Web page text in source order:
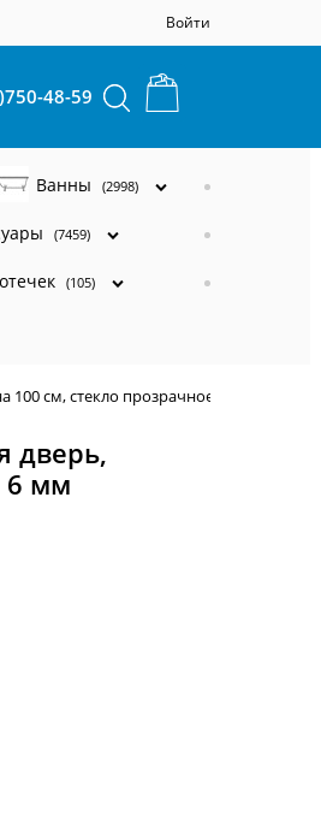
Войти
48-59
Ванны (2998)
(7459)
(105)
100 см, стекло прозрачное 6 мм
дверь,
6 мм